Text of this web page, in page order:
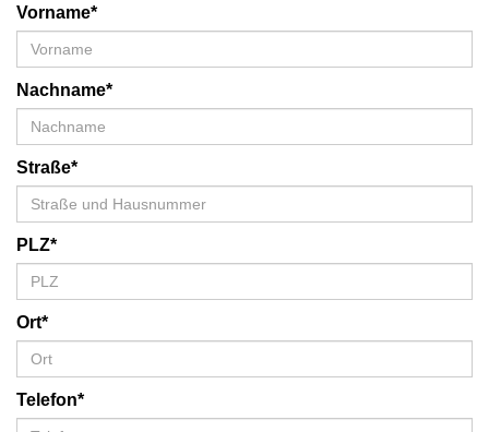
Vorname*
Nachname*
Straße*
PLZ*
Ort*
Telefon*